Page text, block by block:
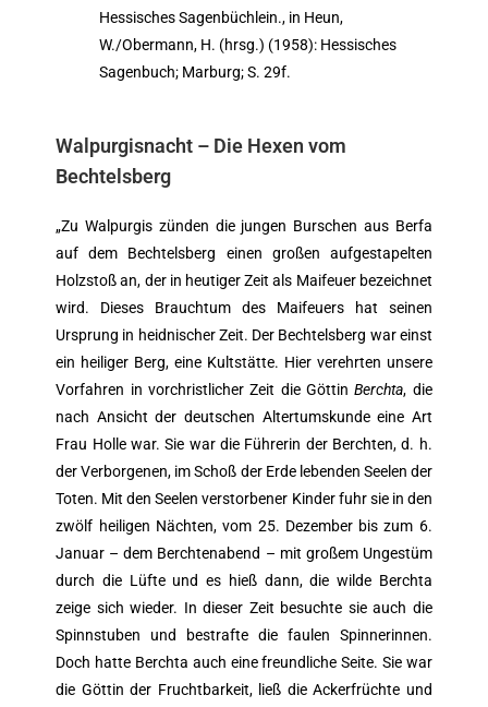
Hessisches Sagenbüchlein., in Heun,
W./Obermann, H. (hrsg.) (1958): Hessisches
Sagenbuch; Marburg; S. 29f.
Walpurgisnacht – Die Hexen vom
Bechtelsberg
„Zu Walpurgis zünden die jungen Burschen aus Berfa
auf dem Bechtelsberg einen großen aufgestapelten
Holzstoß an, der in heutiger Zeit als Maifeuer bezeichnet
wird. Dieses Brauchtum des Maifeuers hat seinen
Ursprung in heidnischer Zeit. Der Bechtelsberg war einst
ein heiliger Berg, eine Kultstätte. Hier verehrten unsere
Vorfahren in vorchristlicher Zeit die GöttinBerchta, die
nach Ansicht der deutschen Altertumskunde eine Art
Frau Holle war. Sie war die Führerin der Berchten, d. h.
der Verborgenen, im Schoß der Erde lebenden Seelen der
Toten. Mit den Seelen verstorbener Kinder fuhr sie in den
zwölf heiligen Nächten, vom 25. Dezember bis zum 6.
Januar – dem Berchtenabend – mit großem Ungestüm
durch die Lüfte und es hieß dann, die wilde Berchta
zeige sich wieder. In dieser Zeit besuchte sie auch die
Spinnstuben und bestrafte die faulen Spinnerinnen.
Doch hatte Berchta auch eine freundliche Seite. Sie war
die Göttin der Fruchtbarkeit, ließ die Ackerfrüchte und